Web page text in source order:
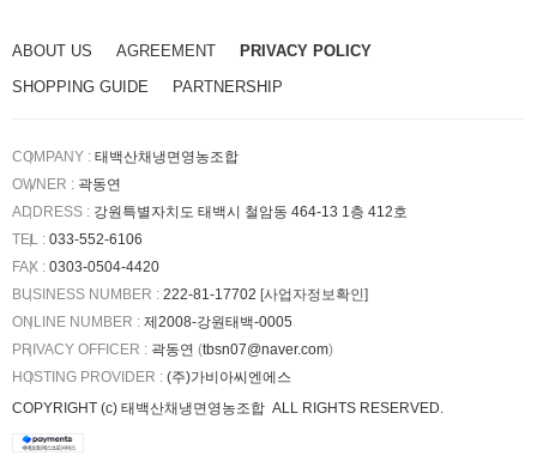
ABOUT US AGREEMENT
PRIVACY POLICY
SHOPPING GUIDE
PARTNERSHIP
COMPANY : 태백산채냉면영농조합
OWNER : 곽동연
ADDRESS : 강원특별자치도 태백시 철암동 464-13 1층 412호
TEL : 033-552-6106
FAX : 0303-0504-4420
BUSINESS NUMBER : 222-81-17702 [사업자정보확인]
ONLINE NUMBER : 제2008-강원태백-0005
PRIVACY OFFICER : 곽동연 (tbsn07@naver.com)
HOSTING PROVIDER : (주)가비아씨엔에스
COPYRIGHT (c) 태백산채냉면영농조합 ALL RIGHTS RESERVED.